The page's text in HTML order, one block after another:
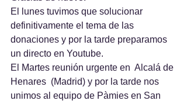
El lunes tuvimos que solucionar
definitivamente el tema de las
donaciones y por la tarde preparamos
un directo en Youtube.
El Martes reunión urgente en  Alcalá de
Henares  (Madrid) y por la tarde nos
unimos al equipo de Pàmies en San